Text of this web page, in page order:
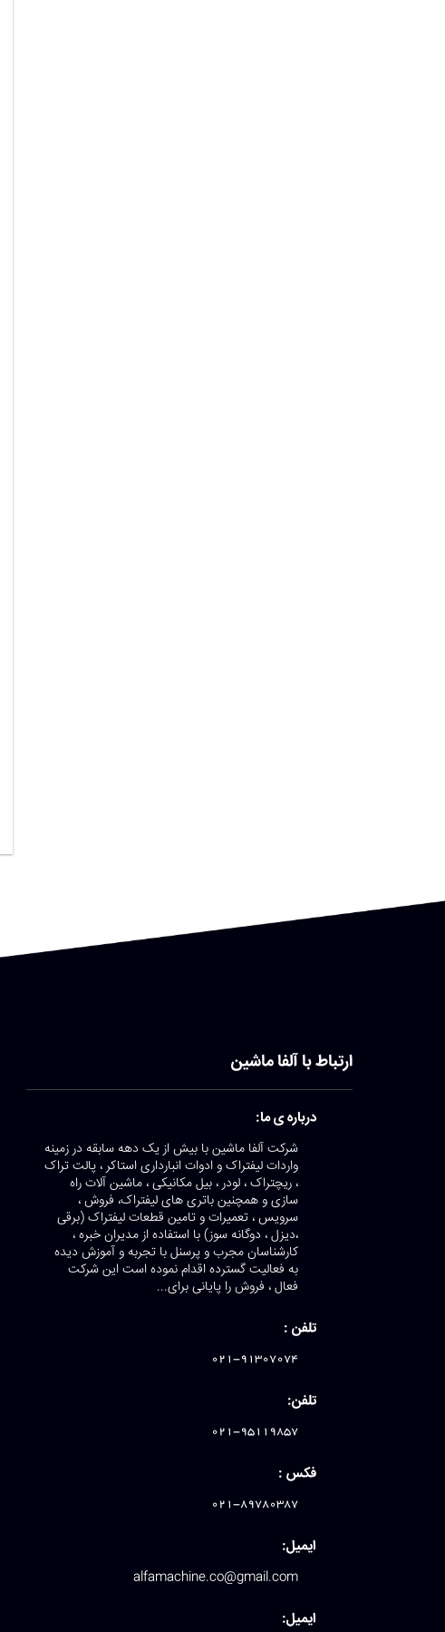
ارتباط با آلفا ماشین
درباره ی ما:
شرکت آلفا ماشین با بیش از یک دهه سابقه در زمینه
واردات لیفتراک و ادوات انبارداری استاکر ، پالت تراک
، ریچتراک ، لودر ، بیل مکانیکی ، ماشین آلات راه
سازی و همچنین باتری های لیفتراک، فروش ،
سرویس ، تعمیرات و تامین قطعات لیفتراک (برقی
،دیزل ، دوگانه سوز) با استفاده از مدیران خبره ،
کارشناسان مجرب و پرسنل با تجربه و آموزش دیده
به فعالیت گسترده اقدام نموده است این شرکت
فعال ، فروش را پایانی برای...
تلفن :
021-91307074
تلفن:
021-95119857
فکس :
021-89780387
ایمیل:
alfamachine.co@gmail.com
ایمیل: